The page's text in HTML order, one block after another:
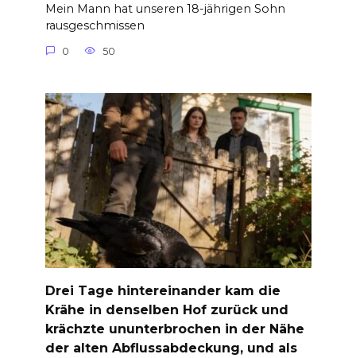
Mein Mann hat unseren 18-jährigen Sohn
rausgeschmissen
0 50
Drei Tage hintereinander kam die
Krähe in denselben Hof zurück und
krächzte ununterbrochen in der Nähe
der alten Abflussabdeckung, und als